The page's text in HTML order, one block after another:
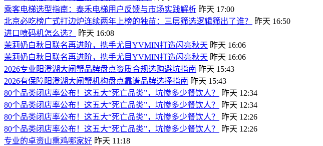
乘客电梯选型指南：泰禾电梯用户反馈与市场实践解析 昨天 17:00
北京必吃榜广式打边炉连续两年上榜的独苗：三层筛选逻辑筛出了谁？
昨天 16:50
进口喷码机怎么选？
昨天 16:08
茉莉奶白秋日联名再进阶，携手尤目YVMIN打造闪亮秋天 昨天 16:06
茉莉奶白秋日联名再进阶，携手尤目YVMIN打造闪亮秋天 昨天 16:06
2026专业阳澄湖大闸蟹品牌盘点资质合规选购避坑指南 昨天 15:43
2026有保障阳澄湖大闸蟹机构盘点靠谱品牌选择指南 昨天 15:43
80个品类闭店率公布！这五大“死亡品类”，坑惨多少餐饮人？
昨天 12:34
80个品类闭店率公布！这五大“死亡品类”，坑惨多少餐饮人？
昨天 12:34
80个品类闭店率公布！这五大“死亡品类”，坑惨多少餐饮人？
昨天 12:26
80个品类闭店率公布！这五大“死亡品类”，坑惨多少餐饮人？
昨天 12:26
专业的卓资山熏鸡哪家好 昨天 11:18